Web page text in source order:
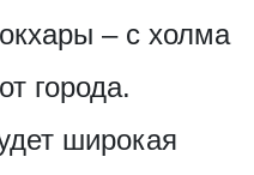
– с холма
города.
широкая